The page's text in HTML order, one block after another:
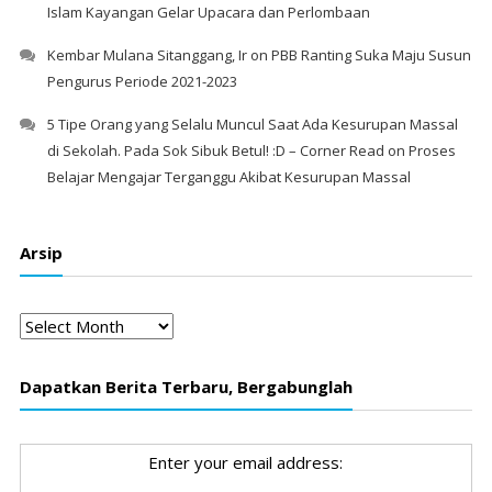
Islam Kayangan Gelar Upacara dan Perlombaan
Kembar Mulana Sitanggang, Iron PBB Ranting Suka Maju Susun
Pengurus Periode 2021-2023
5 Tipe Orang yang Selalu Muncul Saat Ada Kesurupan Massal
di Sekolah. Pada Sok Sibuk Betul! :D – Corner Read on Proses
Belajar Mengajar Terganggu Akibat Kesurupan Massal
Arsip
Arsip
Dapatkan Berita Terbaru, Bergabunglah
Enter your email address: